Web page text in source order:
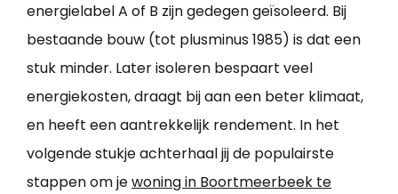
energielabel A of B zijn gedegen geïsoleerd. Bij
bestaande bouw (tot plusminus 1985) is dat een
stuk minder. Later isoleren bespaart veel
energiekosten, draagt bij aan een beter klimaat,
en heeft een aantrekkelijk rendement. In het
volgende stukje achterhaal jij de populairste
stappen om jewoning in Boortmeerbeek te